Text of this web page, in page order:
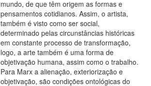
mundo, de que têm origem as formas e
pensamentos cotidianos. Assim, o artista,
também é visto como ser social,
determinado pelas circunstâncias históricas
em constante processo de transformação,
logo, a arte também é uma forma de
objetivação humana, assim como o trabalho.
Para Marx a alienação, exteriorização e
objetivação, são condições ontológicas do